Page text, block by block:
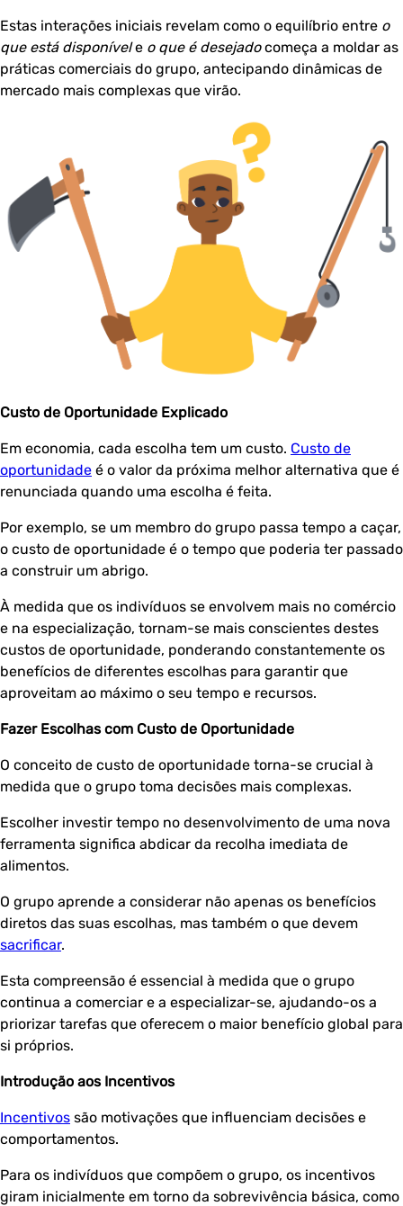
Estas interações iniciais revelam como o equilíbrio entre o
que está disponívele o que é desejadocomeça a moldar as
práticas comerciais do grupo, antecipando dinâmicas de
mercado mais complexas que virão.
Custo de Oportunidade Explicado
Em economia, cada escolha tem um custo. Custo de
oportunidade é o valor da próxima melhor alternativa que é
renunciada quando uma escolha é feita.
Por exemplo, se um membro do grupo passa tempo a caçar,
o custo de oportunidade é o tempo que poderia ter passado
a construir um abrigo.
À medida que os indivíduos se envolvem mais no comércio
e na especialização, tornam-se mais conscientes destes
custos de oportunidade, ponderando constantemente os
benefícios de diferentes escolhas para garantir que
aproveitam ao máximo o seu tempo e recursos.
Fazer Escolhas com Custo de Oportunidade
O conceito de custo de oportunidade torna-se crucial à
medida que o grupo toma decisões mais complexas.
Escolher investir tempo no desenvolvimento de uma nova
ferramenta significa abdicar da recolha imediata de
alimentos.
O grupo aprende a considerar não apenas os benefícios
diretos das suas escolhas, mas também o que devem
sacrificar.
Esta compreensão é essencial à medida que o grupo
continua a comerciar e a especializar-se, ajudando-os a
priorizar tarefas que oferecem o maior benefício global para
si próprios.
Introdução aos Incentivos
Incentivos são motivações que influenciam decisões e
comportamentos.
Para os indivíduos que compõem o grupo, os incentivos
giram inicialmente em torno da sobrevivência básica, como